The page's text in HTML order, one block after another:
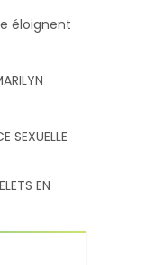
éloignent
SEXUELLE
EN